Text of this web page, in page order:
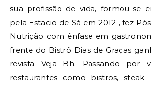
sua profissão de vida, formou-se
pela Estacio de Sá em 2012 , fez
Nutrição com ênfase em
frente do Bistrô Dias de Graças
revista Veja Bh. Passando por
restaurantes como bistros, steak